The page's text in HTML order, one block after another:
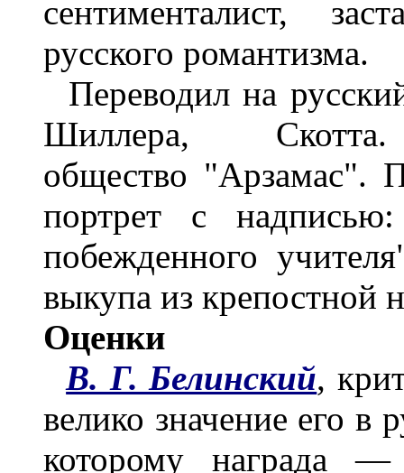
сентименталист,
русского романтизма.
Переводил на
Шиллера, Скотта.
общество "Арзамас".
портрет с
побежденного
выкупа из крепостной
Оценки
В. Г. Белинский,
велико значение его в
которому награда